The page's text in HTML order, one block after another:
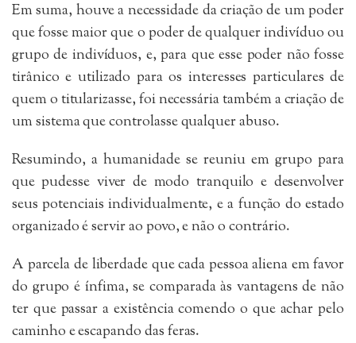
Em suma, houve a necessidade da criação de um poder
que fosse maior que o poder de qualquer indivíduo ou
grupo de indivíduos, e, para que esse poder não fosse
tirânico e utilizado para os interesses particulares de
quem o titularizasse, foi necessária também a criação de
um sistema que controlasse qualquer abuso.
Resumindo, a humanidade se reuniu em grupo para
que pudesse viver de modo tranquilo e desenvolver
seus potenciais individualmente, e a função do estado
organizado é servir ao povo, e não o contrário.
A parcela de liberdade que cada pessoa aliena em favor
do grupo é ínfima, se comparada às vantagens de não
ter que passar a existência comendo o que achar pelo
caminho e escapando das feras.